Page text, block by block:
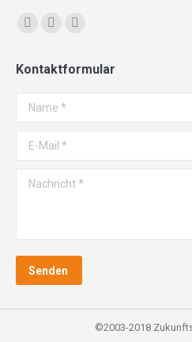
Finden Sie uns auf:
opens
in
new
window
opens
in
new
window
opens
in
window
Kontaktformular
Name *
E-Mail *
Nachricht *
Senden
©2003-2018